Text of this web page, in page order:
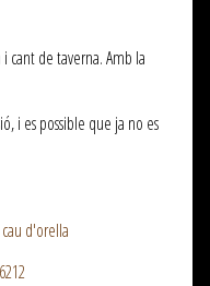
cant de taverna. Amb la
i es possible que ja no es
d'orella